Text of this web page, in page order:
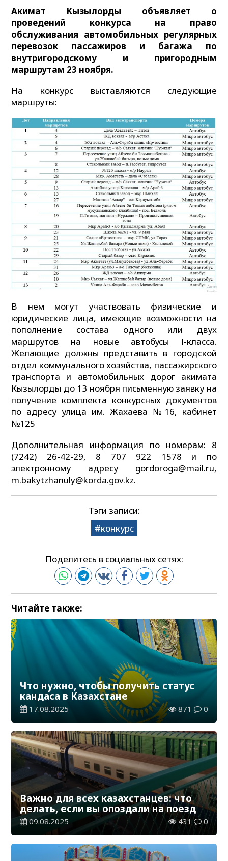
Акимат Кызылорды объявляет о
проведений конкурса на право
обслуживания автомобильных регулярных
перевозок пассажиров и багажа по
внутригородскому и пригородным
маршрутам 23 ноября.
На конкурс выставляются следующие
маршруты:
В нем могут участвовать физические и
юридические лица, имеющие возможности на
пополнение состава одного или двух
маршрутов на новые автобусы І-класса.
Желающие должны представить в городской
отдел коммунального хозяйства, пассажирского
транспорта и автомобильных дорог акимата
Кызылорды до 13 ноября письменную заявку на
получение комплекта конкурсных документов
по адресу улица им. Жахаева №16, кабинет
№125
Дополнительная информация по номерам: 8
(7242) 26-42-29, 8 707 922 1578 и по
электронному адресу gordoroga@mail.ru,
m.bakytzhanuly@korda.gov.kz.
Тэги записи:
конкурс
Поделитесь в социальных сетях:
Читайте также:
Что нужно, чтобы получить статус
кандаса в Казахстане
17.08.2025 871 0
Важно для всех казахстанцев: что
делать, если вы опоздали на поезд
09.08.2025 431 0